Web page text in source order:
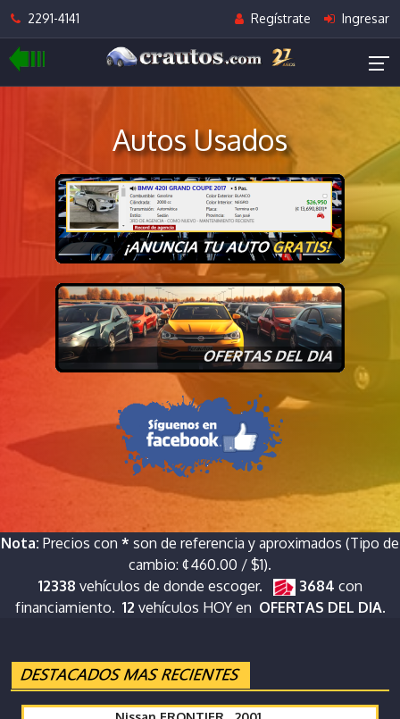
2291-4141 Regístrate Ingresar
Autos Usados
Nota: Precios con * son de referencia y aproximados (Tipo de
cambio: ¢460.00 / $1).
12338 vehículos de donde escoger. 3684 con
financiamiento. 12 vehículos HOY en OFERTAS DEL DIA.